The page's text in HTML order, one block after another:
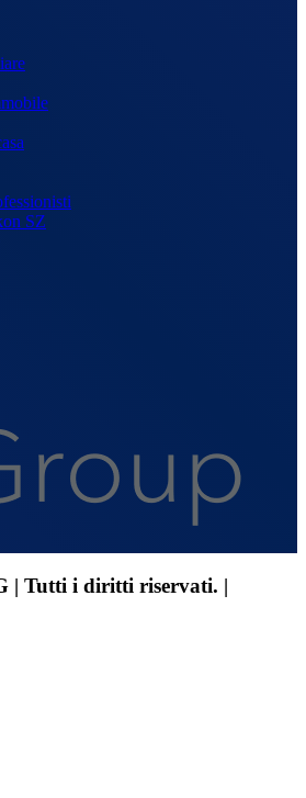
SZ
| Tutti i diritti riservati. |